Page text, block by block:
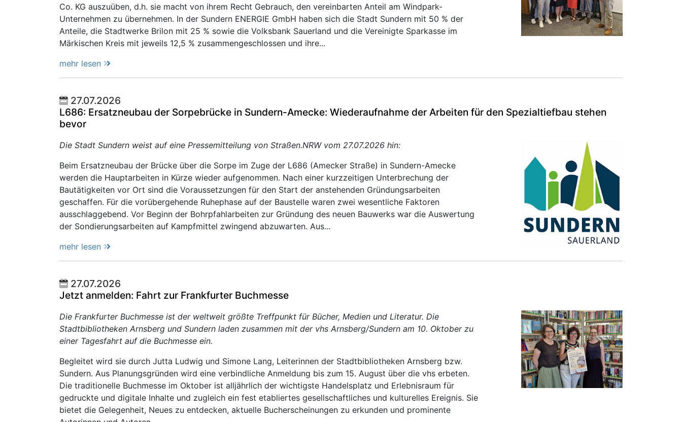
Co. KG auszuüben, d.h. sie macht von ihrem Recht Gebrauch, den vereinbarten Anteil am Windpark-
Unternehmen zu übernehmen. In der Sundern ENERGIE GmbH haben sich die Stadt Sundern mit 50 % der
Anteile, die Stadtwerke Brilon mit 25 % sowie die Volksbank Sauerland und die Vereinigte Sparkasse im
Märkischen Kreis mit jeweils 12,5 % zusammengeschlossen und ihre...
mehr lesen
27.07.2026
L686: Ersatzneubau der Sorpebrücke in Sundern-Amecke: Wiederaufnahme der Arbeiten für den Spezialtiefbau stehen
bevor
Die Stadt Sundern weist auf eine Pressemitteilung von Straßen.NRW vom 27.07.2026 hin:
Beim Ersatzneubau der Brücke über die Sorpe im Zuge der L686 (Amecker Straße) in Sundern-Amecke
werden die Hauptarbeiten in Kürze wieder aufgenommen. Nach einer kurzzeitigen Unterbrechung der
Bautätigkeiten vor Ort sind die Voraussetzungen für den Start der anstehenden Gründungsarbeiten
geschaffen. Für die vorübergehende Ruhephase auf der Baustelle waren zwei wesentliche Faktoren
ausschlaggebend. Vor Beginn der Bohrpfahlarbeiten zur Gründung des neuen Bauwerks war die Auswertung
der Sondierungsarbeiten auf Kampfmittel zwingend abzuwarten. Aus...
mehr lesen
27.07.2026
Jetzt anmelden: Fahrt zur Frankfurter Buchmesse
Die Frankfurter Buchmesse ist der weltweit größte Treffpunkt für Bücher, Medien und Literatur. Die
Stadtbibliotheken Arnsberg und Sundern laden zusammen mit der vhs Arnsberg/Sundern am 10. Oktober zu
einer Tagesfahrt auf die Buchmesse ein.
Begleitet wird sie durch Jutta Ludwig und Simone Lang, Leiterinnen der Stadtbibliotheken Arnsberg bzw.
Sundern. Aus Planungsgründen wird eine verbindliche Anmeldung bis zum 15. August über die vhs erbeten.
Die traditionelle Buchmesse im Oktober ist alljährlich der wichtigste Handelsplatz und Erlebnisraum für
gedruckte und digitale Inhalte und zugleich ein fest etabliertes gesellschaftliches und kulturelles Ereignis. Sie
bietet die Gelegenheit, Neues zu entdecken, aktuelle Bucherscheinungen zu erkunden und prominente